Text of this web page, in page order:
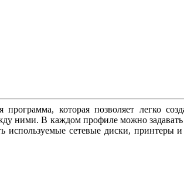
которая позволяет легко
ними. В каждом профиле можно задавать
сетевые диски, принтеры